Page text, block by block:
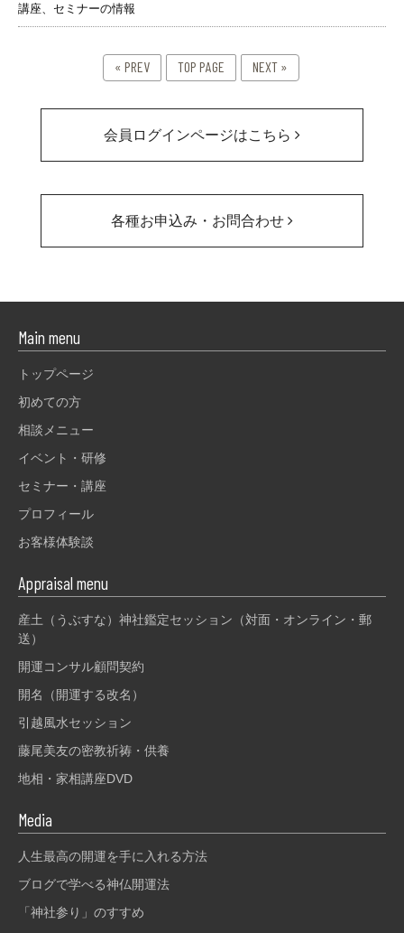
講座、セミナーの情報
« PREV TOP PAGE NEXT »
会員ログインページはこちら
各種お申込み・お問合わせ
Main menu
トップページ
初めての方
相談メニュー
イベント・研修
セミナー・講座
プロフィール
お客様体験談
Appraisal menu
産土（うぶすな）神社鑑定セッション（対面・オンライン・郵
送）
開運コンサル顧問契約
開名（開運する改名）
引越風水セッション
藤尾美友の密教祈祷・供養
地相・家相講座DVD
Media
人生最高の開運を手に入れる方法
ブログで学べる神仏開運法
「神社参り」のすすめ